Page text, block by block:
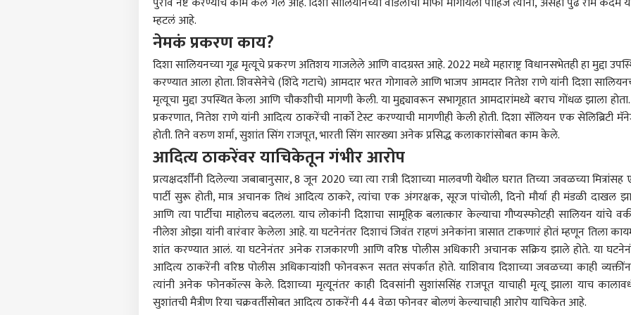
म्हटलं आहे.
नेमकं प्रकरण काय?
दिशा सालियनच्या गूढ मृत्यूचे प्रकरण अतिशय गाजलेले आणि वादग्रस्त आहे. 2022 मध्येमहाराष्ट्रविधानसभेतही हा मुद्दा
करण्यात आला होता. शिवसेनेचे (शिंदे गटाचे) आमदार भरत गोगावले आणि भाजप आमदार नितेश राणे यांनी दिशा
मृत्यूचा मुद्दा उपस्थित केला आणि चौकशीची मागणी केली. या मुद्द्यावरून सभागृहात आमदारांमध्ये बराच गोंधळ झाला
प्रकरणात, नितेश राणे यांनी आदित्य ठाकरेंची नार्को टेस्ट करण्याची मागणीही केली होती. दिशा सॅलियन एक सेलिब्रिटी
होती. तिने वरुण शर्मा, सुशांत सिंग राजपूत, भारती सिंग सारख्या अनेक प्रसिद्ध कलाकारांसोबत काम केले.
आदित्य ठाकरेंवर याचिकेतून गंभीर आरोप
प्रत्यक्षदर्शींनी दिलेल्या जबाबानुसार, 8 जून 2020 च्या त्या रात्री दिशाच्या मालवणी येथील घरात तिच्या जवळच्या
पार्टी सुरू होती, मात्र अचानक तिथं आदित्य ठाकरे, त्यांचा एक अंगरक्षक, सूरज पांचोली, दिनो मौर्या ही मंडळी दाखल
आणि त्या पार्टीचा माहोलच बदलला. याच लोकांनी दिशाचा सामूहिक बलात्कार केल्याचा गौप्यस्फोटही सालियन यांचे
नीलेश ओझा यांनी वारंवार केलेला आहे. या घटनेनंतर दिशाचं जिवंत राहणं अनेकांना त्रासात टाकणारं होतं म्हणून तिला
शांत करण्यात आलं. या घटनेनंतर अनेक राजकारणी आणि वरिष्ठ पोलीस अधिकारी अचानक सक्रिय झाले होते. या
आदित्य ठाकरेंनी वरिष्ठ पोलीस अधिकाऱ्यांशी फोनवरून सतत संपर्कात होते. याशिवाय दिशाच्या जवळच्या काही
त्यांनी अनेक फोनकॉल्स केले. दिशाच्या मृत्यूनंतर काही दिवसांनी सुशांससिंह राजपूत याचाही मृत्यू झाला याच
सुशांतची मैत्रीण रिया चक्रवर्तीसोबत आदित्य ठाकरेंनी 44 वेळा फोनवर बोलणं केल्याचाही आरोप याचिकेत आहे.
हॅलो गेस्ट
आमच्यासोबत जाहिरात करा
प्रायव्हसी पॉलिसी
संपर्क साधा
करिअर
फीडबॅक
आमच्याबद्दल
पर्सनल कॉर्नर
टॉप आर्टिकल टॉप रील्स
राजकारण
'हाथी चले बाजार में, बाकी
पुढचं मी काय बोलत नाही..'
अमित भाई बोलतील तेव्हा
विरोधक पळून जातील, त्यांना
देशभक्ती दुसऱ्यांनी
शिकवायची गरज नाही,
मोदीजींच्या निवासाबाहेर
व्यापार-उद्योग
पाच दिवसांमध्ये सोने
6400 रुपयांनी महागलं,
चांदीच्या दरात 12 हजारांची
वाढ, जाणून घ्या सोने चांदीचे
नवे दर
रत्नागिरी
रत्नागिरीमधील कामथे
उपजिल्हा रुग्णालयातील डॉ.
कांचन मदार लाचप्रकरणी
निलंबित; आरोग्य विभागाची
कारवाई
राजकारण छत्रपती संभाजीनगर राजकारण